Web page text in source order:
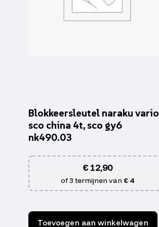
Blokkeersleutel naraku vario
sco china 4t, sco gy6
nk490.03
€12,90
of 3 termijnen van € 4
Toevoegen aan winkelwagen